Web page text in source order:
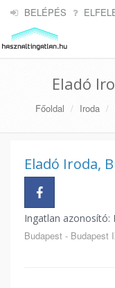
BELÉPÉS
Eladó
Főoldal Iroda
Eladó Iroda,
Ingatlan azonosító:
Budapest - Budapest